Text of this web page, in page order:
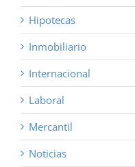
Hipotecas
Inmobiliario
Internacional
Laboral
Mercantil
Noticias